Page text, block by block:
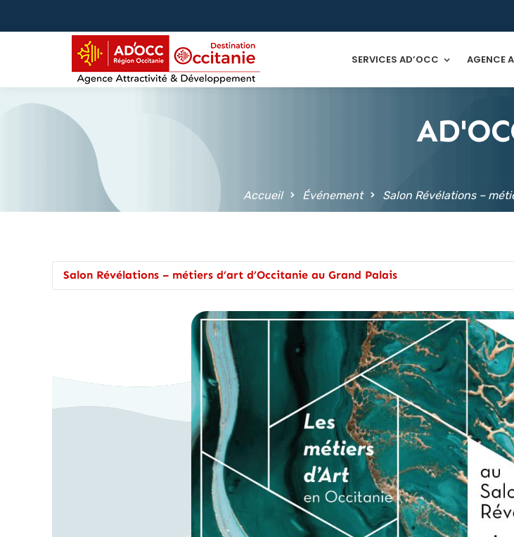
SERVICES AD’OCC AGENCE
Accueil Événement Salon Révélations –
Salon Révélations – métiers d’art d’Occitanie au Grand Palais